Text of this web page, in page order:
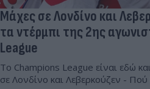
Μάχες σε Λονδίνο και
τα ντέρμπι της 2ης
League
Το Champions League είναι εδώ
σε Λονδίνο και Λεβερκούζεν - Πού